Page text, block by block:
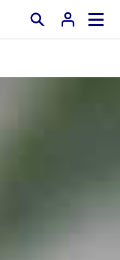
Buscar